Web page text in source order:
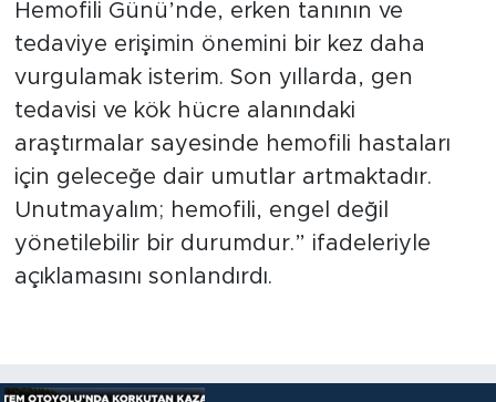
Hemofili Günü’nde, erken tanının ve
tedaviye erişimin önemini bir kez daha
vurgulamak isterim. Son yıllarda, gen
tedavisi ve kök hücre alanındaki
araştırmalar sayesinde hemofili hastaları
için geleceğe dair umutlar artmaktadır.
Unutmayalım; hemofili, engel değil
yönetilebilir bir durumdur.” ifadeleriyle
açıklamasını sonlandırdı.